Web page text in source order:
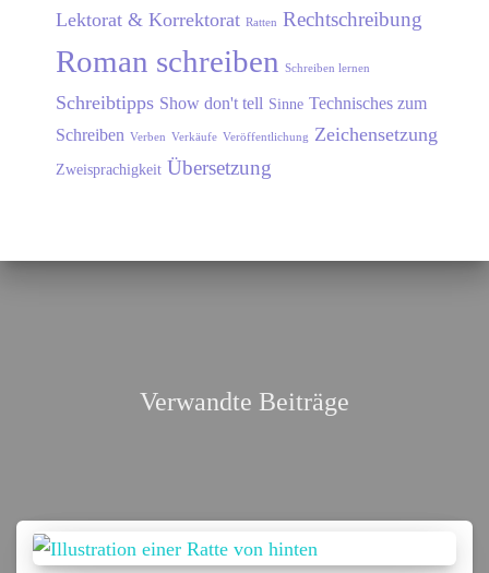
Lektorat & Korrektorat Ratten Rechtschreibung
Roman schreiben Schreiben lernen
Schreibtipps Show don't tell Sinne Technisches zum
Schreiben Verben Verkäufe Veröffentlichung Zeichensetzung
Zweisprachigkeit Übersetzung
Verwandte Beiträge